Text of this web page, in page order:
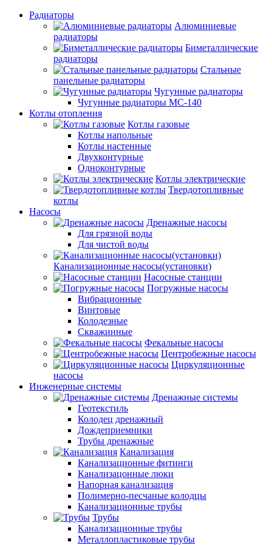
Радиаторы
Алюминиевые
радиаторы
Биметаллические
радиаторы
Стальные
панельные радиаторы
Чугунные радиаторы
Чугунные радиаторы МС-140
Котлы отопления
Котлы газовые
Котлы напольные
Котлы настенные
Двухконтурные
Одноконтурные
Котлы электрические
Твердотопливные
котлы
Насосы
Дренажные насосы
Для грязной воды
Для чистой воды
Канализационные насосы(установки)
Насосные станции
Погружные насосы
Вибрационные
Винтовые
Колодезные
Скважинные
Фекальные насосы
Центробежные насосы
Циркуляционные
насосы
Инженерные системы
Дренажные системы
Геотекстиль
Колодец дренажный
Дождеприемники
Трубы дренажные
Канализация
Канализационные фитинги
Канализацонные люки
Напорная канализация
Полимерно-песчаные колодцы
Канализационные трубы
Трубы
Канализационные трубы
Металлопластиковые трубы